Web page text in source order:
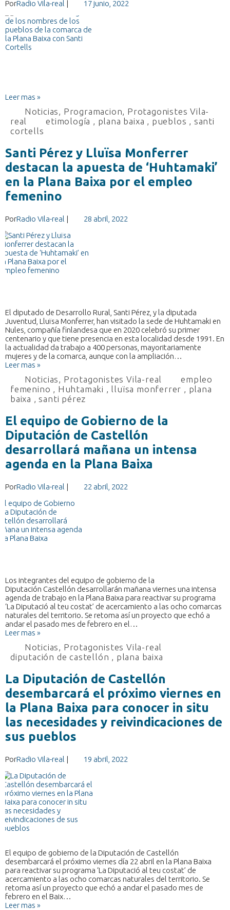
PorRadio Vila-real | 17 junio, 2022
Leer mas »
Noticias Programacion
Protagonistes Vila-
real
etimología plana baixa pueblos
santi
cortells
Santi Pérez y Lluïsa Monferrer
destacan la apuesta de ‘Huhtamaki’
en la Plana Baixa por el empleo
femenino
PorRadio Vila-real | 28 abril, 2022
El diputado de Desarrollo Rural, Santi Pérez, y la diputada
Juventud, Lluïsa Monferrer, han visitado la sede de Huhtamaki en
Nules, compañía finlandesa que en 2020 celebró su primer
centenario y que tiene presencia en esta localidad desde 1991. En
la actualidad da trabajo a 400 personas, mayoritariamente
mujeres y de la comarca, aunque con la ampliación…
Leer mas »
Noticias Protagonistes Vila-real
empleo
femenino
Huhtamaki lluïsa monferrer
plana
baixa
santi pérez
El equipo de Gobierno de la
Diputación de Castellón
desarrollará mañana un intensa
agenda en la Plana Baixa
PorRadio Vila-real | 22 abril, 2022
Los integrantes del equipo de gobierno de la
Diputación Castellón desarrollarán mañana viernes una intensa
agenda de trabajo en la Plana Baixa para reactivar su programa
‘La Diputació al teu costat’ de acercamiento a las ocho comarcas
naturales del territorio. Se retoma así un proyecto que echó a
andar el pasado mes de febrero en el…
Leer mas »
Noticias
Protagonistes Vila-real
diputación de castellón
plana baixa
La Diputación de Castellón
desembarcará el próximo viernes en
la Plana Baixa para conocer in situ
las necesidades y reivindicaciones de
sus pueblos
PorRadio Vila-real | 19 abril, 2022
El equipo de gobierno de la Diputación de Castellón
desembarcará el próximo viernes día 22 abril en la Plana Baixa
para reactivar su programa ‘La Diputació al teu costat’ de
acercamiento a las ocho comarcas naturales del territorio. Se
retoma así un proyecto que echó a andar el pasado mes de
febrero en el Baix…
Leer mas »